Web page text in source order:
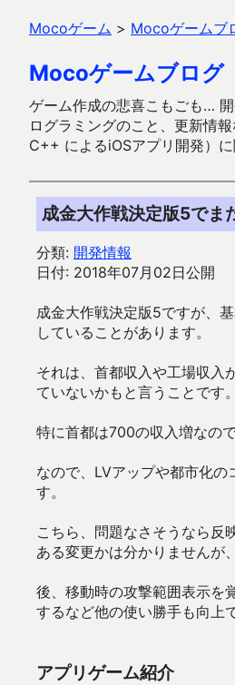
Mocoゲーム > Mocoゲームブ
Mocoゲームブログ
ゲーム作成の悲喜こもごも…
ログラミングのこと、更新情
C++ によるiOSアプリ開発）
成金大作戦決定版5でま
分類: 開発情報
日付: 2018年07月02日公開
成金大作戦決定版5ですが、
していることがあります。
それは、首都収入や工場収入
ていないかもと言うことです。
特に首都は700の収入増なの
なので、LVアップや都市化
す。
こちら、問題なさそうなら反
ある変更かは分かりませんが
後、移動時の攻撃範囲表示を
するなど他の使い勝手も向上
アプリゲーム紹介